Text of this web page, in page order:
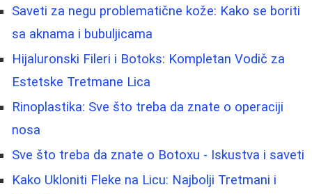
Saveti za negu problematične kože: Kako se boriti
sa aknama i bubuljicama
Hijaluronski Fileri i Botoks: Kompletan Vodič za
Estetske Tretmane Lica
Rinoplastika: Sve što treba da znate o operaciji
nosa
Sve što treba da znate o Botoxu - Iskustva i saveti
Kako Ukloniti Fleke na Licu: Najbolji Tretmani i